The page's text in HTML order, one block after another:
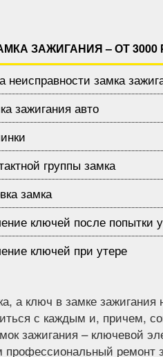
ЗАЖИГАНИЯ – ОТ 3000
неисправности замка
зажигания авто
группы замка
замка
ключей после попытки
ключей при утере
а ключ в замке зажигания
с каждым и, причем,
зажигания – ключевой
профессиональный ремонт